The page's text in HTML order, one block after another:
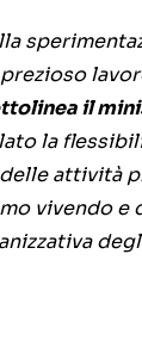
il
la
attività
vivendo e